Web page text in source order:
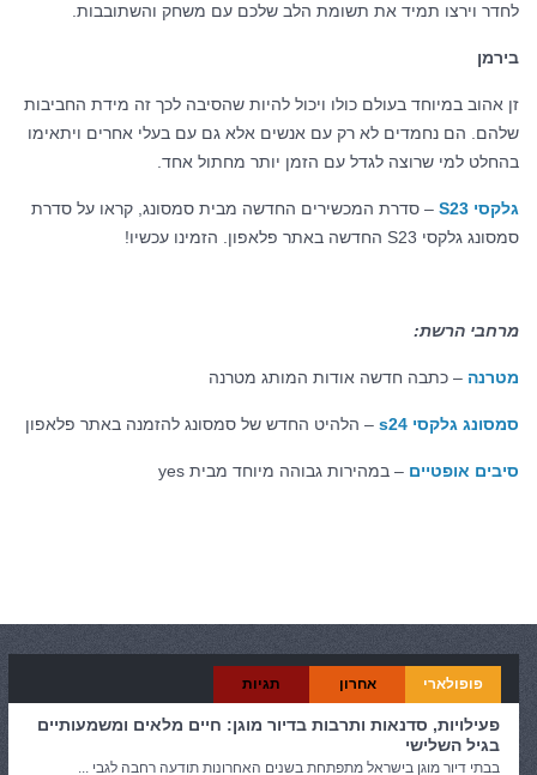
לחדר וירצו תמיד את תשומת הלב שלכם עם משחק והשתובבות.
בירמן
זן אהוב במיוחד בעולם כולו ויכול להיות שהסיבה לכך זה מידת החביבות
שלהם. הם נחמדים לא רק עם אנשים אלא גם עם בעלי אחרים ויתאימו
בהחלט למי שרוצה לגדל עם הזמן יותר מחתול אחד.
גלקסי S23
– סדרת המכשירים החדשה מבית סמסונג, קראו על סדרת
סמסונג גלקסי S23 החדשה באתר פלאפון. הזמינו עכשיו!
מרחבי הרשת:
מטרנה – כתבה חדשה אודות המותג מטרנה
סמסונג גלקסי s24 – הלהיט החדש של סמסונג להזמנה באתר פלאפון
סיבים אופטיים – במהירות גבוהה מיוחד מבית yes
פופולארי אחרון תגיות
פעילויות, סדנאות ותרבות בדיור מוגן: חיים מלאים ומשמעותיים
בגיל השלישי
בבתי דיור מוגן בישראל מתפתחת בשנים האחרונות תודעה רחבה לגבי ...